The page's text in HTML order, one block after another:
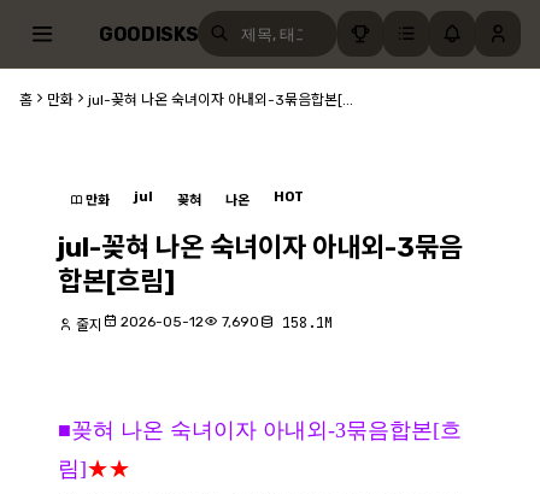
GOODISKS
홈 만화 jul-꽂혀 나온 숙녀이자 아내외-3묶음합본[...
만화 jul 꽂혀 나온 HOT
jul-꽂혀 나온 숙녀이자 아내외-3묶음
합본[흐림]
줄지 2026-05-12 7,690 158.1M
■꽂혀 나온 숙녀이자 아내외-3묶음합본[흐
림]★★